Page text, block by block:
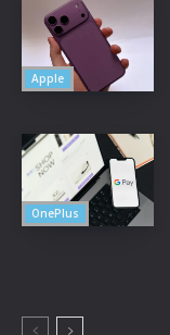
Apple
OnePlus